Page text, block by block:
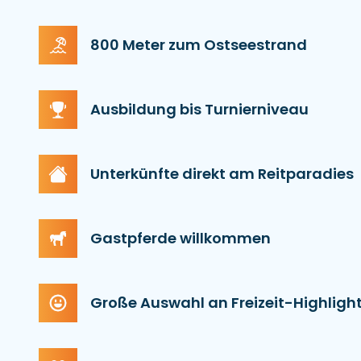
800 Meter zum Ostseestrand
Ausbildung bis Turnierniveau
Unterkünfte direkt am Reitparadies
Gastpferde willkommen
Große Auswahl an Freizeit-